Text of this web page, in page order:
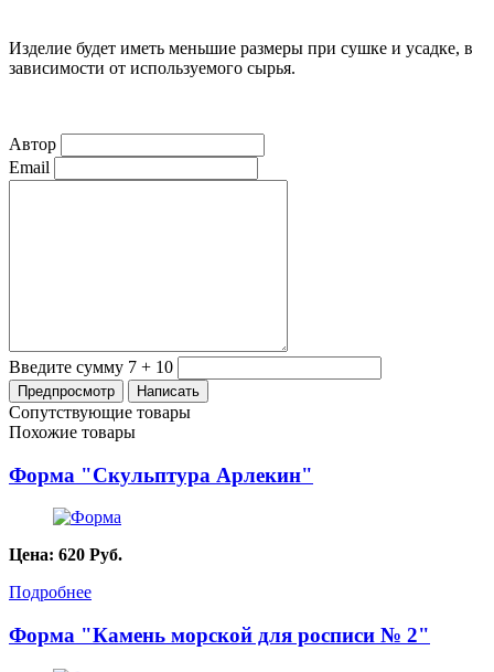
Изделие будет иметь меньшие размеры при сушке и усадке, в
зависимости от используемого сырья.
Автор
Email
Введите сумму 7 + 10
Сопутствующие товары
Похожие товары
Форма "Скульптура Арлекин"
Цена: 620 Руб.
Подробнее
Форма "Камень морской для росписи № 2"